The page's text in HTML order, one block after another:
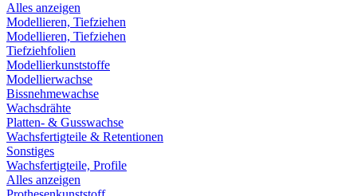
Alles anzeigen
Modellieren, Tiefziehen
Modellieren, Tiefziehen
Tiefziehfolien
Modellierkunststoffe
Modellierwachse
Bissnehmewachse
Wachsdrähte
Platten- & Gusswachse
Wachsfertigteile & Retentionen
Sonstiges
Wachsfertigteile, Profile
Alles anzeigen